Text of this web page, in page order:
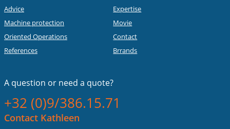
Advice
Machine protection
Oriented Operations
References
Expertise
Movie
Contact
Brrands
A question or need a quote?
+32 (0)9/386.15.71
Contact Kathleen